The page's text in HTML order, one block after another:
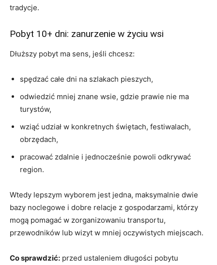
tradycje.
Pobyt 10+ dni: zanurzenie w życiu wsi
Dłuższy pobyt ma sens, jeśli chcesz:
spędzać całe dni na szlakach pieszych,
odwiedzić mniej znane wsie, gdzie prawie nie ma
turystów,
wziąć udział w konkretnych świętach, festiwalach,
obrzędach,
pracować zdalnie i jednocześnie powoli odkrywać
region.
Wtedy lepszym wyborem jest jedna, maksymalnie dwie
bazy noclegowe i dobre relacje z gospodarzami, którzy
mogą pomagać w zorganizowaniu transportu,
przewodników lub wizyt w mniej oczywistych miejscach.
Co sprawdzić: przed ustaleniem długości pobytu